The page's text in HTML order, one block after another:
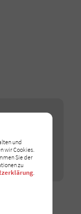
Webseite
und
wir Cookies.
Sie der
zu
.